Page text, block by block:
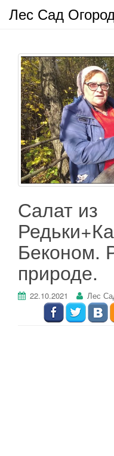
Лес Сад
Салат из
Беконом.
природе.
22.10.2021 Лес